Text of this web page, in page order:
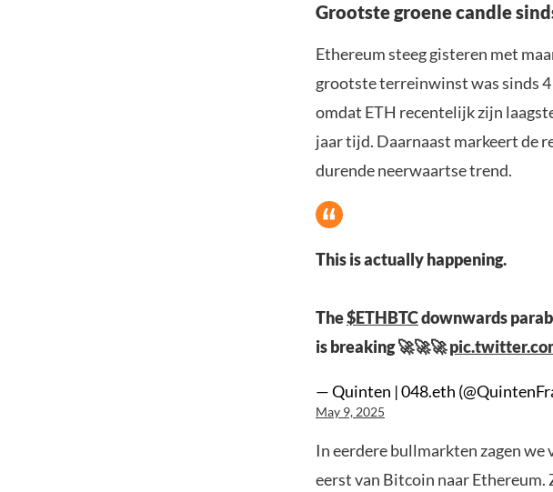
Grootste groene candle
Ethereum steeg gisteren met
grootste terreinwinst was sinds
omdat ETH recentelijk zijn
jaar tijd. Daarnaast markeert de
durende neerwaartse trend.
This is actually happening.
The$ETHBTCdownwards
is breaking 🚀🚀🚀
— Quinten | 048.eth
May 9, 2025
In eerdere bullmarkten zagen
eerst van Bitcoin naar